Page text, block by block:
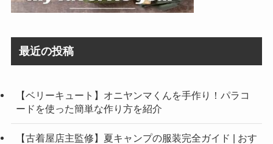
最近の投稿
【ベリーキュート】オニヤンマくんを手作り！パラコ
ードを使った簡単な作り方を紹介
【古着屋店主監修】夏キャンプの服装完全ガイド | おす